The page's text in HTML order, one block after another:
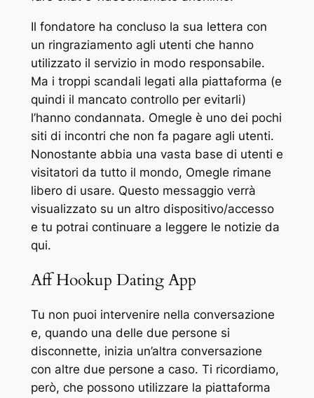
Il fondatore ha concluso la sua lettera con
un ringraziamento agli utenti che hanno
utilizzato il servizio in modo responsabile.
Ma i troppi scandali legati alla piattaforma (e
quindi il mancato controllo per evitarli)
l’hanno condannata. Omegle è uno dei pochi
siti di incontri che non fa pagare agli utenti.
Nonostante abbia una vasta base di utenti e
visitatori da tutto il mondo, Omegle rimane
libero di usare. Questo messaggio verrà
visualizzato su un altro dispositivo/accesso
e tu potrai continuare a leggere le notizie da
qui.
Aff Hookup Dating App
Tu non puoi intervenire nella conversazione
e, quando una delle due persone si
disconnette, inizia un’altra conversazione
con altre due persone a caso. Ti ricordiamo,
però, che possono utilizzare la piattaforma